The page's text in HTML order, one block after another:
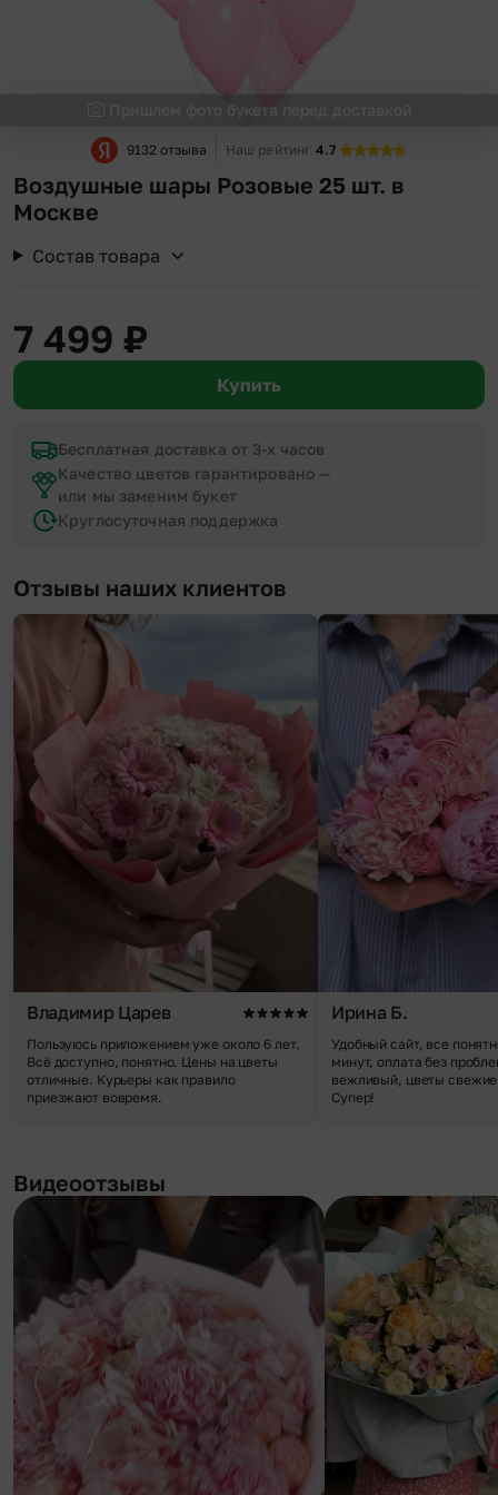
Пришлем фото букета перед доставкой
9132 отзыва Наш рейтинг 4.7
Воздушные шары Розовые 25 шт. в
Москве
Состав товара
7 499 ₽
Купить
Бесплатная доставка от 3-х часов
Качество цветов гарантировано —
или мы заменим букет
Круглосуточная поддержка
Отзывы наших клиентов
Владимир Царев
Пользуюсь приложением уже около 6 лет.
Всё доступно, понятно. Цены на цветы
отличные. Курьеры как правило
приезжают вовремя.
Ирина Б.
Удобный сайт, все
минут, оплата без
вежливый, цветы
Супер!
Видеоотзывы